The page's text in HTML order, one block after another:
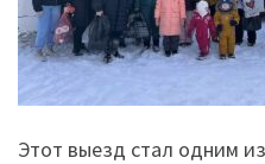
Этот выезд стал одним